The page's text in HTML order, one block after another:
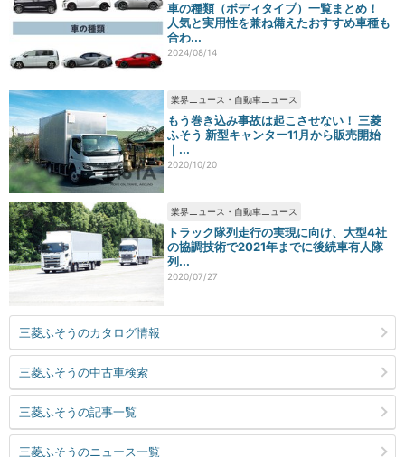
車の種類（ボディタイプ）一覧まとめ！
人気と実用性を兼ね備えたおすすめ車種も
合わ...
2024/08/14
業界ニュース・自動車ニュース
もう巻き込み事故は起こさせない！ 三菱
ふそう 新型キャンター11月から販売開始
｜...
2020/10/20
業界ニュース・自動車ニュース
トラック隊列走行の実現に向け、大型4社
の協調技術で2021年までに後続車有人隊
列...
2020/07/27
三菱ふそうのカタログ情報
三菱ふそうの中古車検索
三菱ふそうの記事一覧
三菱ふそうのニュース一覧